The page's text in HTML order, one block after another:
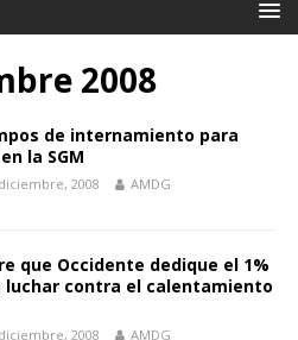
2008
de internamiento para
la SGM
2008 AMDG
que Occidente dedique el 1%
luchar contra el calentamiento
2008 AMDG